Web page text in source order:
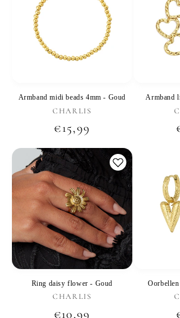
Armband midi beads 4mm - Goud
Verkoper:
CHARLIS
Normale
prijs
€15,99
Armband
Ring daisy flower - Goud
Verkoper:
CHARLIS
Normale
€10,99